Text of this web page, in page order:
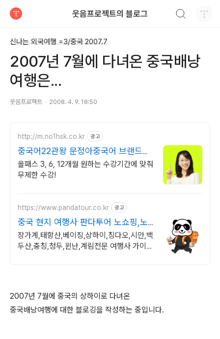
웃음프로젝트의 블로그
신나는 외국여행 =3/중국 2007.7
2007년 7월에 다녀온 중국배낭
여행은...
웃음프로젝트 2008. 4. 9. 18:50
http://m.no1hsk.co.kr 광고
중국어22관왕 문정아중국어 브랜드파
워 3년연속 대상수상
올패스 3, 6, 12개월 원하는 수강기간에 맞춰
무제한 수강!
https://www.pandatour.co.kr 광고
중국 현지 여행사 판다투어 노쇼핑,노
옵션,노팁
장가계,태항산,베이징,상하이,칭다오,시안,백
두산,충칭,청두,윈난,계림전문 여행사 가이드
2007년 7월에 중국의 상하이로 다녀온
중국배낭여행에 대한 블로깅을 작성하는 중입니다.